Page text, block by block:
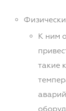
К ним
такие